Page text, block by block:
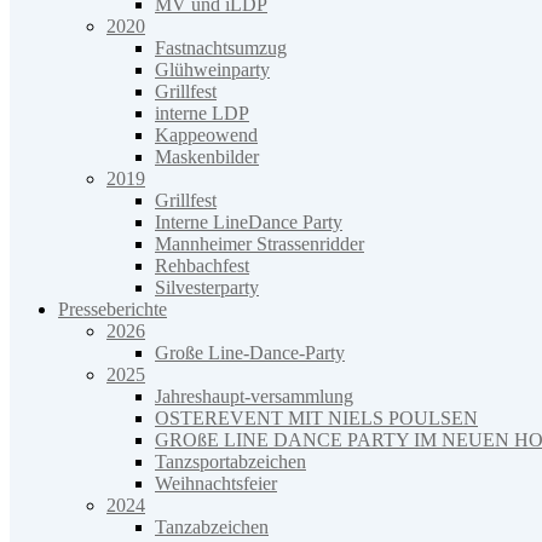
MV und iLDP
2020
Fastnachtsumzug
Glühweinparty
Grillfest
interne LDP
Kappeowend
Maskenbilder
2019
Grillfest
Interne LineDance Party
Mannheimer Strassenridder
Rehbachfest
Silvesterparty
Presseberichte
2026
Große Line-Dance-Party
2025
Jahreshaupt-versammlung
OSTEREVENT MIT NIELS POULSEN
GROßE LINE DANCE PARTY IM NEUEN
Tanzsportabzeichen
Weihnachtsfeier
2024
Tanzabzeichen